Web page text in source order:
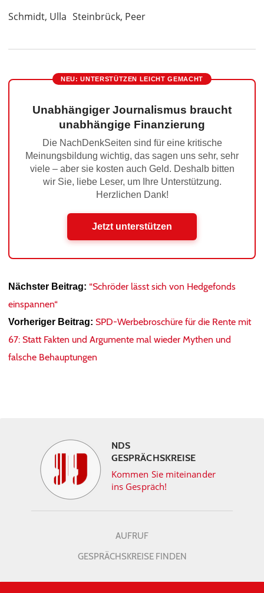
Schmidt, Ulla Steinbrück, Peer
NEU: UNTERSTÜTZEN LEICHT GEMACHT
Unabhängiger Journalismus braucht
unabhängige Finanzierung
Die NachDenkSeiten sind für eine kritische
Meinungsbildung wichtig, das sagen uns sehr, sehr
viele – aber sie kosten auch Geld. Deshalb bitten
wir Sie, liebe Leser, um Ihre Unterstützung.
Herzlichen Dank!
Jetzt unterstützen
Nächster Beitrag: “Schröder lässt sich von Hedgefonds
einspannen“
Vorheriger Beitrag: SPD-Werbebroschüre für die Rente mit
67: Statt Fakten und Argumente mal wieder Mythen und
falsche Behauptungen
NDS
GESPRÄCHSKREISE
Kommen Sie miteinander
ins Gespräch!
AUFRUF
GESPRÄCHSKREISE FINDEN